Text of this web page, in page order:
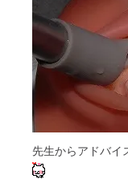
先生からアドバ